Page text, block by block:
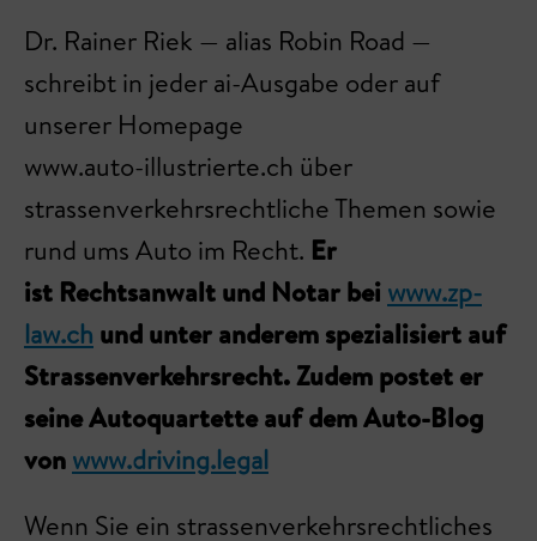
Dr. Rainer Riek — alias Robin Road —
schreibt in jeder ai-Ausgabe oder auf
unserer Homepage
www.auto-illustrierte.ch über
strassenverkehrsrechtliche Themen sowie
rund ums Auto im Recht. Er
ist Rechtsanwalt und Notar bei www.zp-
law.ch und unter anderem spezialisiert auf
Strassenverkehrsrecht. Zudem postet er
seine Autoquartette auf dem Auto-Blog
von www.driving.legal
Wenn Sie ein strassenverkehrsrechtliches